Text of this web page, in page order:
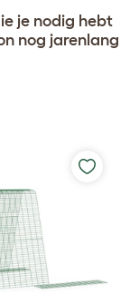
je nodig hebt
nog jarenlang